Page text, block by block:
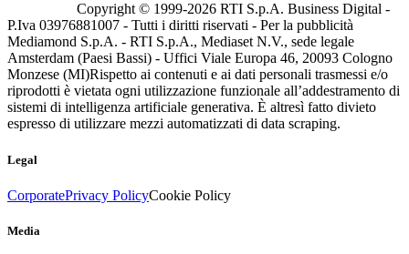
Copyright © 1999-2026 RTI S.p.A. Business Digital -
P.Iva 03976881007 - Tutti i diritti riservati - Per la pubblicità
Mediamond S.p.A. - RTI S.p.A., Mediaset N.V., sede legale
Amsterdam (Paesi Bassi) - Uffici Viale Europa 46, 20093 Cologno
Monzese (MI)Rispetto ai contenuti e ai dati personali trasmessi e/o
riprodotti è vietata ogni utilizzazione funzionale all’addestramento di
sistemi di intelligenza artificiale generativa. È altresì fatto divieto
espresso di utilizzare mezzi automatizzati di data scraping.
Legal
CorporatePrivacy PolicyCookie Policy
Media